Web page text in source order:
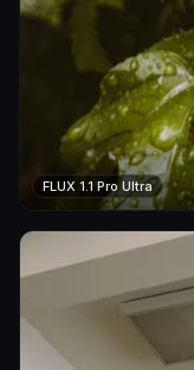
FLUX 1.1 Pro Ultra